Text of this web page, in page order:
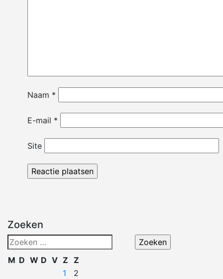
Naam *
E-mail *
Site
Zoeken
Zoeken
naar:
M D W D V Z Z
1
2